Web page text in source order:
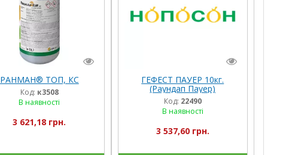
РАНМАН® ТОП, КС
Код: к3508
В наявності
3 621,18 грн.
ГЕФЕСТ ПАУЕР 10кг.
(Раундап Пауер)
Код: 22490
В наявності
3 537,60 грн.